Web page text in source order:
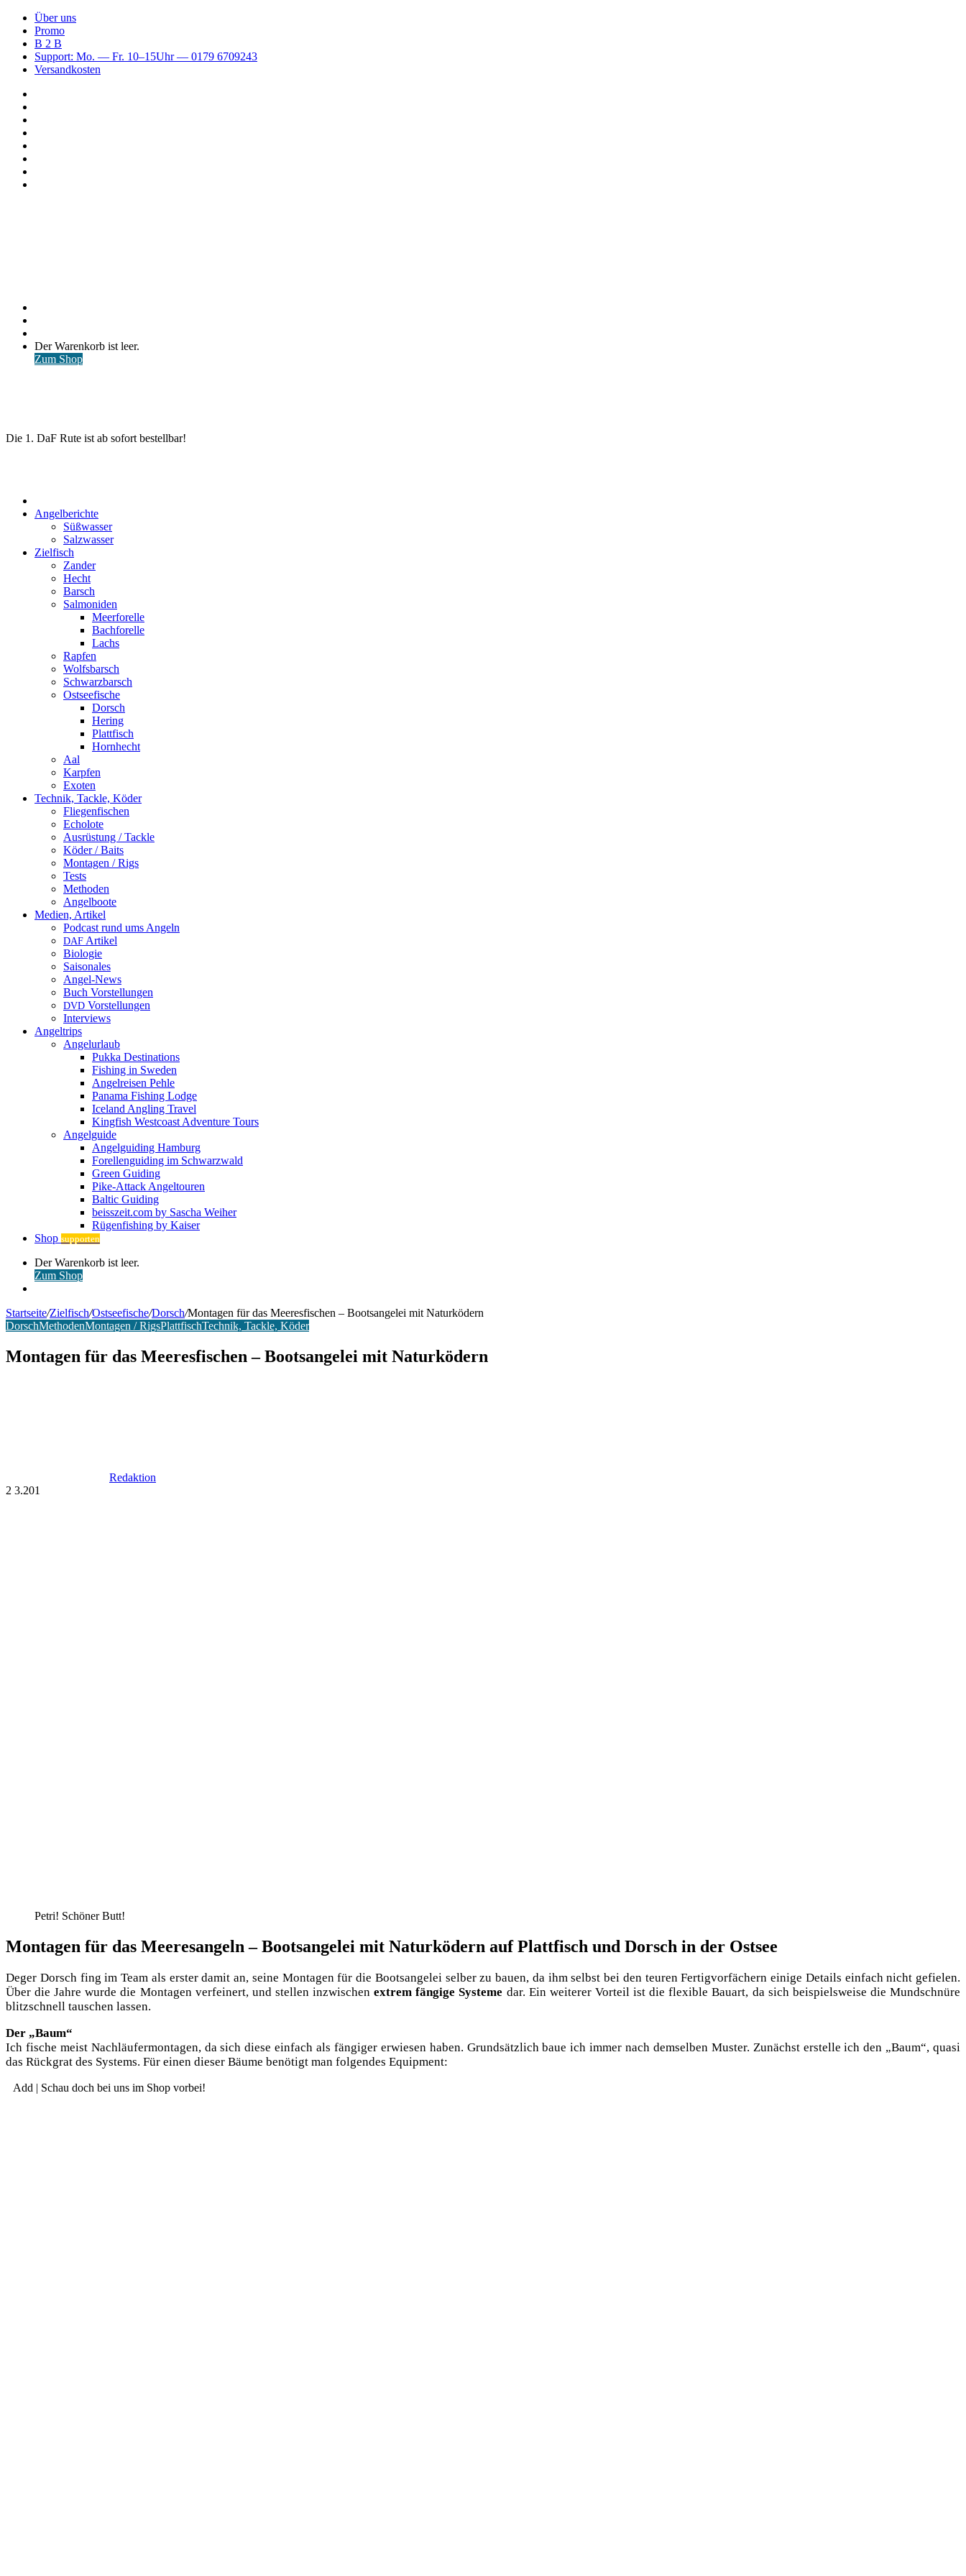
Über uns
Promo
B 2 B
Support: Mo. — Fr. 10–15Uhr — 0179 6709243
Versandkosten
Warenkorb
ansehen
Der Warenkorb ist leer.
Zum Shop
Die 1. DaF Rute ist ab sofort bestellbar!
Angelberichte
Süßwasser
Salzwasser
Zielfisch
Zander
Hecht
Barsch
Salmoniden
Meerforelle
Bachforelle
Lachs
Rapfen
Wolfsbarsch
Schwarzbarsch
Ostseefische
Dorsch
Hering
Plattfisch
Hornhecht
Aal
Karpfen
Exoten
Technik, Tackle, Köder
Fliegenfischen
Echolote
Ausrüstung / Tackle
Köder / Baits
Montagen / Rigs
Tests
Methoden
Angelboote
Medien, Artikel
Podcast rund ums Angeln
DAF Artikel
Biologie
Saisonales
Angel-News
Buch Vorstellungen
DVD Vorstellungen
Interviews
Angeltrips
Angelurlaub
Pukka Destinations
Fishing in Sweden
Angelreisen Pehle
Panama Fishing Lodge
Iceland Angling Travel
Kingfish Westcoast Adventure Tours
Angelguide
Angelguiding Hamburg
Forellenguiding im Schwarzwald
Green Guiding
Pike-Attack Angeltouren
Baltic Guiding
beisszeit.com by Sascha Weiher
Rügenfishing by Kaiser
Shop supporten
Warenkorb
ansehen
Der Warenkorb ist leer.
Zum Shop
Startseite/Zielfisch/Ostseefische/Dorsch/Montagen für das Meeresfischen – Bootsangelei mit Naturködern
DorschMethodenMontagen / RigsPlattfischTechnik, Tackle, Köder
Montagen für das Meeresfischen – Bootsangelei mit Naturködern
Redaktion
2 3.201
Petri! Schöner Butt!
Montagen für das Meeresangeln – Bootsangelei mit Naturködern auf Plattfisch und Dorsch in der Ostsee
Deger Dorsch fing im Team als ers­ter damit an, sei­ne Mon­ta­gen für die Boots­an­ge­lei sel­ber zu bau­en, da ihm selbst bei den teu­ren Fer­tig­vor­fä­chern eini­ge Details ein­fach nicht gefie­len.
Über die Jah­re wur­de die Mon­ta­gen ver­fei­nert, und stel­len inzwi­schenextrem fän­gi­ge Sys­te­me dar. Ein wei­te­rer Vor­teil ist die fle­xi­ble Bau­art, da sich bei­spiels­wei­se die Mund­schnü­re
blitz­schnell tau­schen lassen.
Der „Baum“
Ich fische meist Nach­läu­fer­mon­ta­gen, da sich die­se ein­fach als fän­gi­ger erwie­sen haben. Grund­sätz­lich baue ich immer nach dem­sel­ben Mus­ter. Zunächst erstel­le ich den „Baum“, qua­si
das Rück­grat des Sys­tems. Für einen die­ser Bäu­me benö­tigt man fol­gen­des Equipment:
Add | Schau doch bei uns im Shop vorbei!